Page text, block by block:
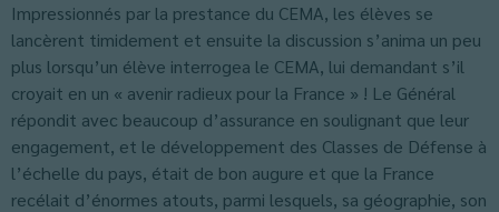
Impressionnés par la prestance du CEMA, les élèves se
lancèrent timidement et ensuite la discussion s’anima un peu
plus lorsqu’un élève interrogea le CEMA, lui demandant s’il
croyait en un « avenir radieux pour la France » ! Le Général
répondit avec beaucoup d’assurance en soulignant que leur
engagement, et le développement des Classes de Défense à
l’échelle du pays, était de bon augure et que la France
recélait d’énormes atouts, parmi lesquels, sa géographie, son